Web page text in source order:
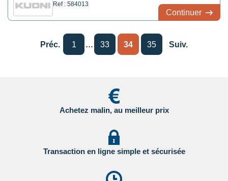
jardins, souks et autres trésors des
principales villes marocaines tout autant
qu’à la découverte des djebels, oasis et
Ref : 584013
Continuer
Préc. 1 ... 33 34 35 Suiv.
Achetez malin, au meilleur prix
Transaction en ligne simple et sécurisée